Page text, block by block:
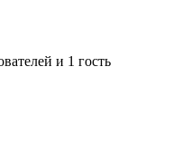
и 1 гость